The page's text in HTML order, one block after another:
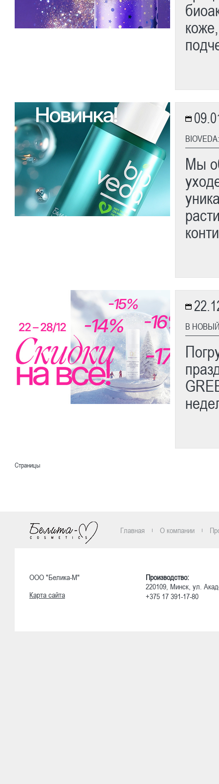
Мы
В
Страницы
Главная О компании
ООО "Белика-М"
Карта сайта
Производство:
220109, Минск, ул.
+375 17 391-17-80